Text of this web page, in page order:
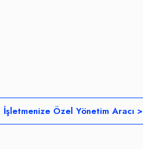
İşletmenize Özel Yönetim Aracı >